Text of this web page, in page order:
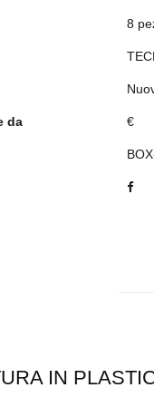
8
da €
IN